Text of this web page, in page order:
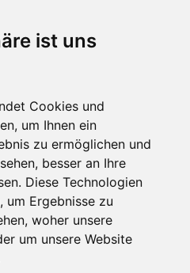
ist uns
Cookies und
um Ihnen ein
zu ermöglichen und
besser an Ihre
Diese Technologien
um Ergebnisse zu
woher unsere
um unsere Website